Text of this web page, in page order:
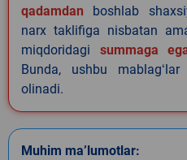
qadamdan boshlab
narx taklifiga nisbatan
miqdoridagi summaga
Bunda, ushbu
olinadi.
Muhim ma’lumotlar: